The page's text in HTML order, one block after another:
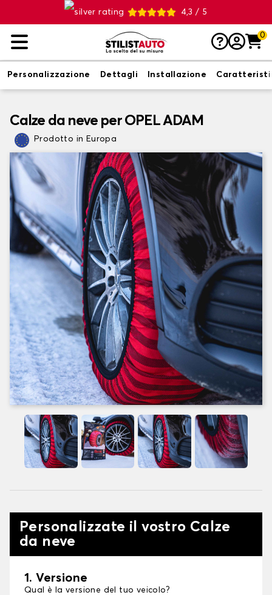
4,3 / 5
0
Personalizzazione Dettagli Installazione
Calze da neve per OPEL ADAM
Prodotto in Europa
Personalizzate il vostro Calze
da neve
1. Versione
Qual è la versione del tuo veicolo?